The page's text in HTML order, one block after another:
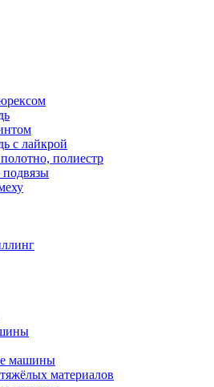
с лайкрой
полиестр
машины
материалов